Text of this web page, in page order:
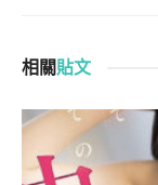
相關貼文